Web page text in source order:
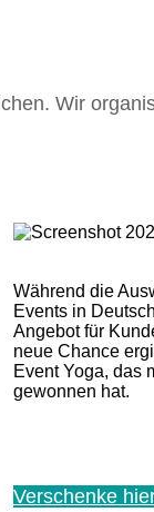
Wir
Während die
Events in
Angebot für
neue Chance
Event Yoga, das
gewonnen hat.
Verschenke